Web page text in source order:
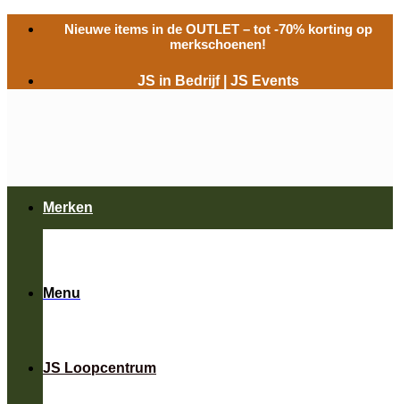
naar
Nieuwe items in de OUTLET– tot -70% korting op
merkschoenen!
JS in Bedrijf JS Events
Menu
JS Loopcentrum
Merken